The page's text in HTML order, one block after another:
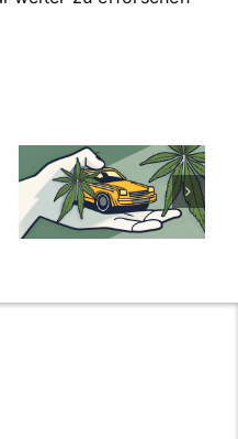
Cannabis
Samen
kaufen: Alles
was Sie